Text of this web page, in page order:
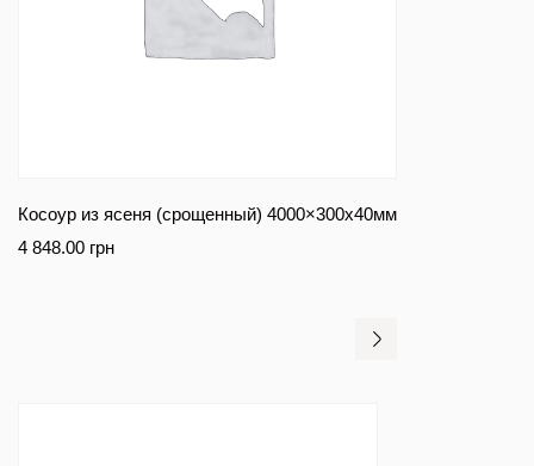
Косоур из ясеня (срощенный) 4000×300х40мм
4 848.00 грн